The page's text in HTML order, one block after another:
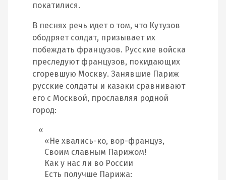
покатилися.
В песнях речь идет о том, что Кутузов
ободряет солдат, призывает их
побеждать французов. Русские войска
преследуют французов, покидающих
сгоревшую Москву. Занявшие Париж
русские солдаты и казаки сравнивают
его с Москвой, прославляя родной
город:
«Не хвались-ко, вор-француз,
Своим славным Парижом!
Как у нас ли во России
Есть получше Парижа: